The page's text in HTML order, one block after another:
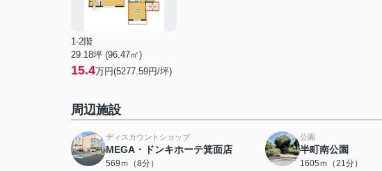
1-2階
29.18坪 (96.47㎡)
15.4万円(5277.59円/坪)
周辺施設
ディスカウントショップ
MEGA・ドンキホーテ箕面店
569ｍ（8分）
公園
半町南公園
1605ｍ（21分）